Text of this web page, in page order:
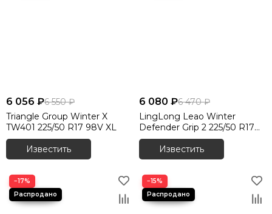
6 056 ₽6 550 ₽
Triangle Group Winter X
TW401 225/50 R17 98V XL
Известить
6 080 ₽6 470 ₽
LingLong Leao Winter
Defender Grip 2 225/50 R17
98T шип.
Известить
−17% −15%